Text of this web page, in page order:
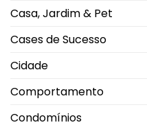
movimento
nas
de
exibição
Casa, Jardim & Pet
Cases de Sucesso
Cidade
Comportamento
Condomínios